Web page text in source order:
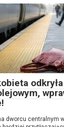
dworcu centralnym